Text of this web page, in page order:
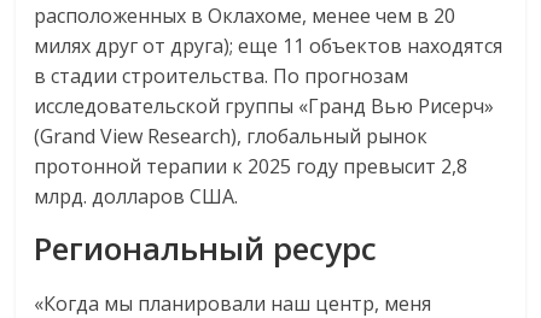
расположенных в Оклахоме, менее чем в 20
милях друг от друга); еще 11 объектов находятся
в стадии строительства. По прогнозам
исследовательской группы «Гранд Вью Рисерч»
(Grand View Research), глобальный рынок
протонной терапии к 2025 году превысит 2,8
млрд. долларов США.
Региональный ресурс
«Когда мы планировали наш центр, меня